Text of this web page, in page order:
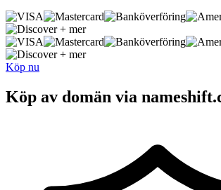
+ mer
+ mer
Köp nu
Köp av domän via